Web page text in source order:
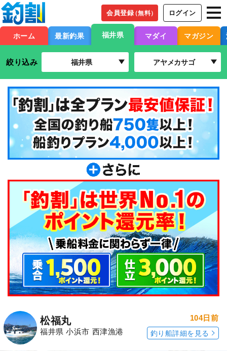
会員登録（無料） ログイン
ホーム 最新釣果 福井県 マダイ マガジン
絞り込み 福井県 アヤメカサゴ
松福丸
福井県 小浜市 西津漁港
104日前
釣り船詳細を見る